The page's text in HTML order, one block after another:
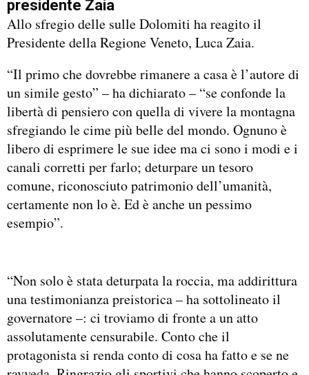
presidente Zaia
Allo sfregio delle sulle Dolomiti ha reagito il
Presidente della Regione Veneto, Luca Zaia.
“Il primo che dovrebbe rimanere a casa è l’autore di
un simile gesto” – ha dichiarato – “se confonde la
libertà di pensiero con quella di vivere la montagna
sfregiando le cime più belle del mondo. Ognuno è
libero di esprimere le sue idee ma ci sono i modi e i
canali corretti per farlo; deturpare un tesoro
comune, riconosciuto patrimonio dell’umanità,
certamente non lo è. Ed è anche un pessimo
esempio”.
“Non solo è stata deturpata la roccia, ma addirittura
una testimonianza preistorica – ha sottolineato il
governatore –: ci troviamo di fronte a un atto
assolutamente censurabile. Conto che il
protagonista si renda conto di cosa ha fatto e se ne